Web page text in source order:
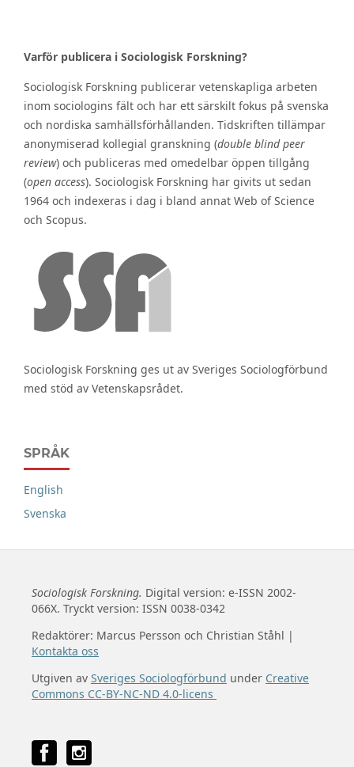
Varför publicera i Sociologisk Forskning?
Sociologisk Forskning publicerar vetenskapliga arbeten
inom sociologins fält och har ett särskilt fokus på svenska
och nordiska samhällsförhållanden. Tidskriften tillämpar
anonymiserad kollegial granskning (double blind peer
review) och publiceras med omedelbar öppen tillgång
(open access). Sociologisk Forskning har givits ut sedan
1964 och indexeras i dag i bland annat Web of Science
och Scopus.
Sociologisk Forskning ges ut av Sveriges Sociologförbund
med stöd av Vetenskapsrådet.
SPRÅK
English
Svenska
Sociologisk Forskning. Digital version: e-ISSN 2002-
066X. Tryckt version: ISSN 0038-0342
Redaktörer: Marcus Persson och Christian Ståhl |
Kontakta oss
Utgiven av Sveriges Sociologförbund under Creative
Commons CC-BY-NC-ND 4.0-licens